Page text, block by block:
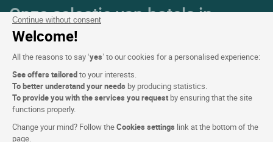
Continue without consent
Welcome!
All the reasons to say ‘yes’ to our cookies for a personalised experience:
See offers tailoredto your interests.
To better understand your needs by producing statistics.
To provide you with the services you request by ensuring that the site
functions properly.
Change your mind? Follow theCookies settings link at the bottom of the
page.
Onze selectie van hotels in
Frankrijk en Europa
Top Landen
Topregio's
Top Steden